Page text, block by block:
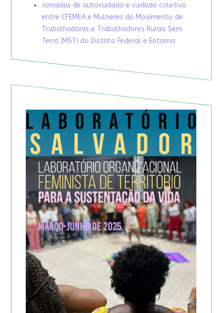
Jornadas de autocuidado e cuidado coletivo
entre CFEMEA e Mulheres do Movimento de
Trabalhadoras e Trabalhadores Rurais Sem
Terra (MST) do Distrito Federal e Entorno